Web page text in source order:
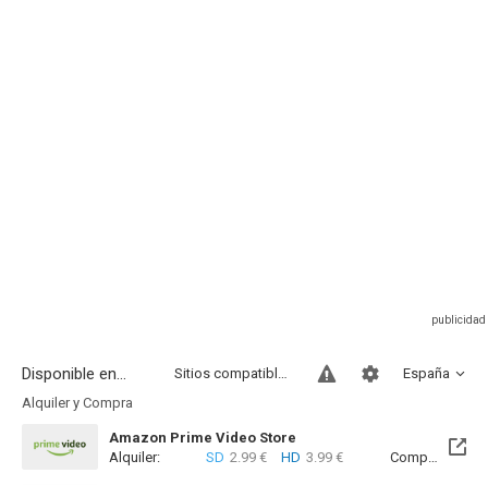
Disponible en... España
Sitios compatibles
Alquiler y Compra
Amazon Prime Video Store
Alquiler:
SD 2.99 € HD 3.99 € Compra: SD